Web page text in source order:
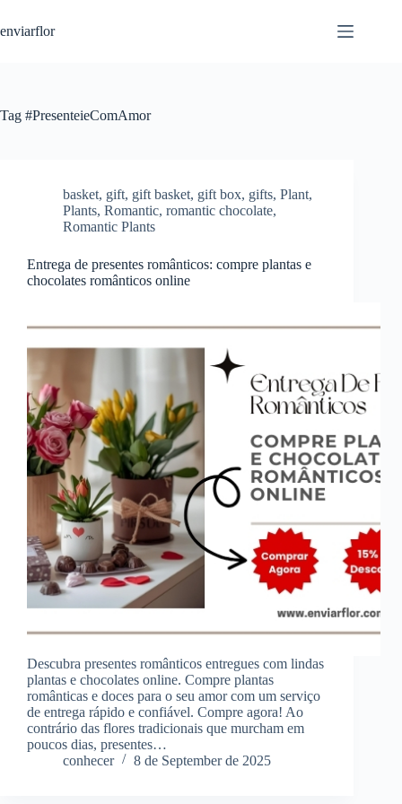
k
c
enviarflor
Tag #PresenteieComAmor
basket, gift, gift basket, gift box, gifts, Plant,
Plants, Romantic, romantic chocolate,
Romantic Plants
Entrega de presentes românticos: compre plantas e
chocolates românticos online
Descubra presentes românticos entregues com lindas
plantas e chocolates online. Compre plantas
românticas e doces para o seu amor com um serviço
de entrega rápido e confiável. Compre agora! Ao
contrário das flores tradicionais que murcham em
poucos dias, presentes…
conhecer
8 de September de 2025